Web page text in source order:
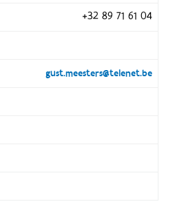
+32 89 71 61 04
gust.meesters@telenet.be